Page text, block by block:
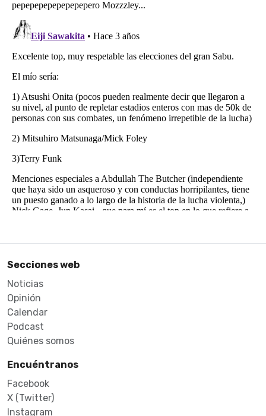
Secciones web
Noticias
Opinión
Calendar
Podcast
Quiénes somos
Encuéntranos
Facebook
X (Twitter)
Instagram